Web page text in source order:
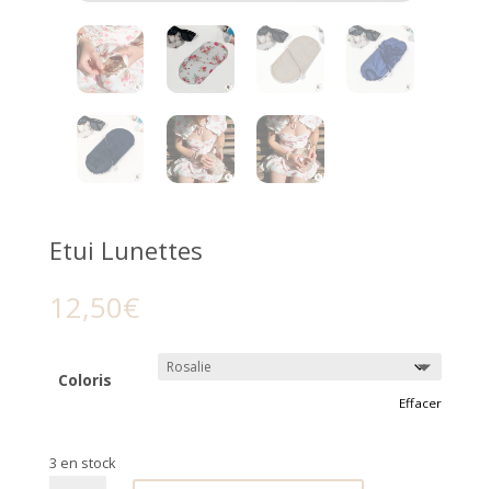
Etui Lunettes
12,50€
Coloris
Effacer
3 en stock